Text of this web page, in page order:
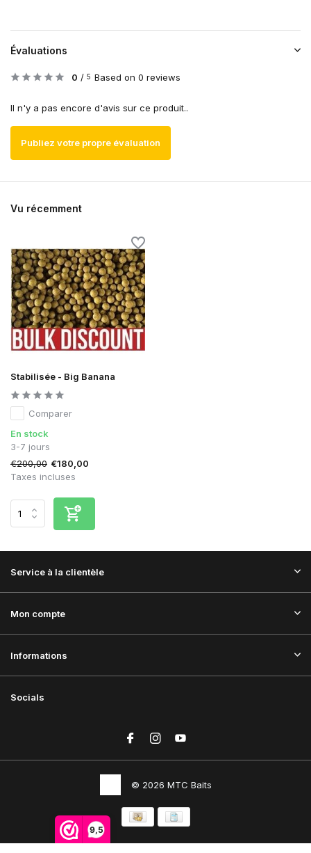
9,5
Évaluations
0 / 5 Based on 0 reviews
Il n'y a pas encore d'avis sur ce produit..
Publiez votre propre évaluation
Vu récemment
Stabilisée - Big Banana
Comparer
En stock
3-7 jours
€200,00 €180,00
Taxes incluses
Service à la clientèle
Mon compte
Informations
Socials
© 2026 MTC Baits